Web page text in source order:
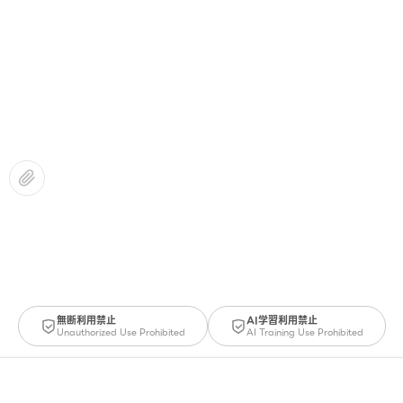
無断利用禁止
Unauthorized Use Prohibited
AI学習利用禁止
AI Training Use Prohibited